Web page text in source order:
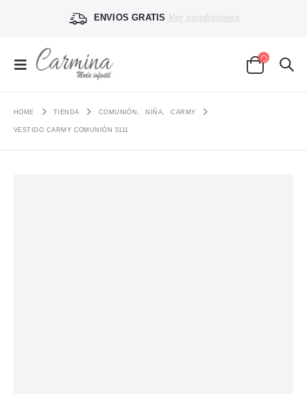
ENVIOS GRATIS Ver condiciones
HOME TIENDA COMUNIÓN, NIÑA, CARMY
VESTIDO CARMY COMUNIÓN 5111